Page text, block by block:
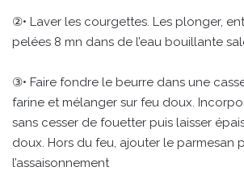
②• Laver les courgettes. Les plonger,
pelées 8 mn dans de l’eau bouillante
③• Faire fondre le beurre dans une
farine et mélanger sur feu doux.
sans cesser de fouetter puis laisser
doux. Hors du feu, ajouter le parmesan
l’assaisonnement